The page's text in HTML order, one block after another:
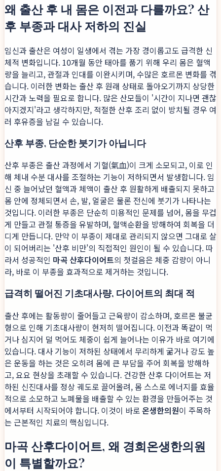
왜 출산 후 내 몸은 이전과 다를까요? 산
후 부종과 대사 저하의 진실
임신과 출산은 여성이 일생에서 겪는 가장 경이롭고도 급격한 신
체적 변화입니다. 10개월 동안 태아를 품기 위해 우리 몸은 혈액
량을 늘리고, 관절과 인대를 이완시키며, 수많은 호르몬 변화를 겪
습니다. 이러한 변화는 출산 후 원래 상태로 돌아오기까지 상당한
시간과 노력을 필요로 합니다. 많은 산모들이 '시간이 지나면 괜찮
아지겠지'라고 생각하지만, 적절한 산후 조리 없이 방치될 경우 여
러 후유증을 남길 수 있습니다.
산후 부종, 단순한 붓기가 아닙니다
산후 부종은 출산 과정에서 기혈(氣血)이 크게 소모되고, 이로 인
해 체내 수분 대사를 조절하는 기능이 저하되면서 발생합니다. 임
신 중 늘어났던 혈액과 체액이 출산 후 원활하게 배출되지 못하고
몸 안에 정체되면서 손, 발, 얼굴은 물론 전신에 붓기가 나타나는
것입니다. 이러한 부종은 단순히 미용적인 문제를 넘어, 몸을 무겁
게 만들고 관절 통증을 유발하며, 혈액순환을 방해하여 회복을 더
디게 만듭니다. 만약 이 부종이 제대로 관리되지 않으면 그대로 살
이 되어버리는 '산후 비만'의 직접적인 원인이 될 수 있습니다. 따
라서 성공적인 마곡 산후다이어트의 첫걸음은 체중 감량이 아니
라, 바로 이 부종을 효과적으로 제거하는 것입니다.
급격히 떨어진 기초대사량, 다이어트의 최대 적
출산 후에는 활동량이 줄어들고 근육량이 감소하며, 호르몬 불균
형으로 인해 기초대사량이 현저히 떨어집니다. 이전과 똑같이 먹
거나 심지어 덜 먹어도 체중이 쉽게 늘어나는 이유가 바로 여기에
있습니다. 대사 기능이 저하된 상태에서 무리하게 굶거나 강도 높
은 운동을 하는 것은 오히려 몸에 큰 부담을 주어 회복을 방해하
고, 요요 현상을 초래할 수 있습니다. 건강한 산후 다이어트는 저
하된 신진대사를 정상 궤도로 끌어올려, 몸 스스로 에너지를 효율
적으로 소모하고 노폐물을 배출할 수 있는 환경을 만들어주는 것
에서부터 시작되어야 합니다. 이것이 바로 온생한의원이 주목하
는 근본적인 치료의 핵심입니다.
마곡 산후다이어트, 왜 경희온생한의원
이 특별할까요?